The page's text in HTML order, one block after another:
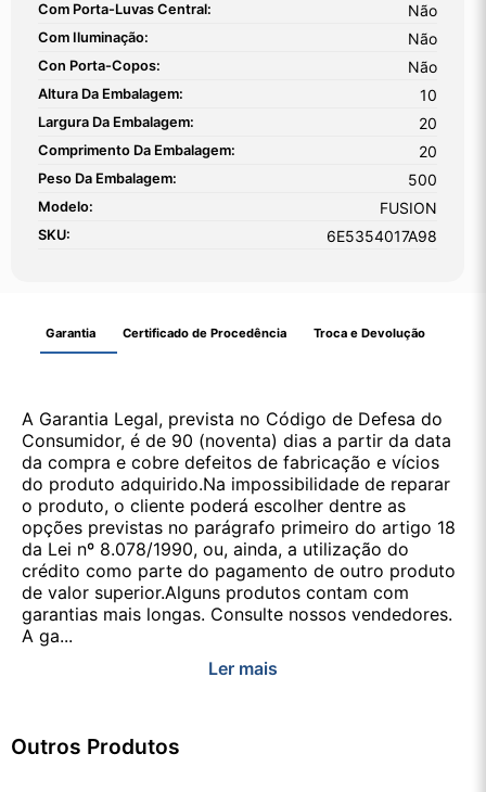
Com Porta-Luvas Central: Não
Com Iluminação: Não
Con Porta-Copos: Não
Altura Da Embalagem: 10
Largura Da Embalagem: 20
Comprimento Da Embalagem: 20
Peso Da Embalagem: 500
Modelo: FUSION
SKU: 6E5354017A98
Garantia Certificado de Procedência Troca e Devolução
A Garantia Legal, prevista no Código de Defesa do
Consumidor, é de 90 (noventa) dias a partir da data
da compra e cobre defeitos de fabricação e vícios
do produto adquirido.Na impossibilidade de reparar
o produto, o cliente poderá escolher dentre as
opções previstas no parágrafo primeiro do artigo 18
da Lei nº 8.078/1990, ou, ainda, a utilização do
crédito como parte do pagamento de outro produto
de valor superior.Alguns produtos contam com
garantias mais longas. Consulte nossos vendedores.
A ga...
Ler mais
Outros Produtos